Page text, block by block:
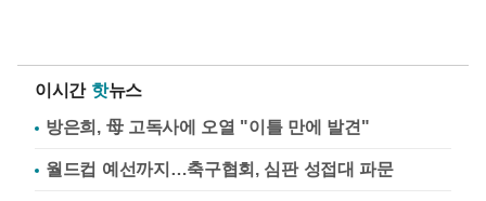
이시간 핫뉴스
방은희, 母 고독사에 오열 "이틀 만에 발견"
월드컵 예선까지…축구협회, 심판 성접대 파문